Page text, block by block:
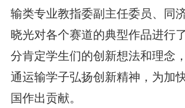
输类专业教指委副主任委员、同
晓光对各个赛道的典型作品进行
分肯定学生们的创新想法和理念
通运输学子弘扬创新精神，为加
国作出贡献。